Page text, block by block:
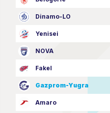
Dinamo-LO
Yenisei
NOVA
Fakel
Gazprom-Yugra
Amaro